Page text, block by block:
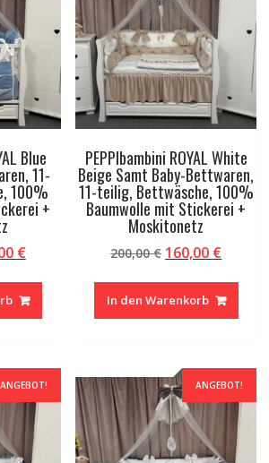
Blue
11-
100%
+
€
€Aktueller
160,00 €.
PEPPIbambini ROYAL White
Beige Samt Baby-Bettwaren,
11-teilig, Bettwäsche, 100%
Baumwolle mit Stickerei +
Moskitonetz
200,00€ Ursprünglicher
war:
200,00 €
160,00 €
160,00
In den Warenkorb
ANGEBOT! ANGEBOT!